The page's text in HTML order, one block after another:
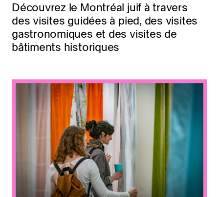
Découvrez le Montréal juif à travers
des visites guidées à pied, des visites
gastronomiques et des visites de
bâtiments historiques